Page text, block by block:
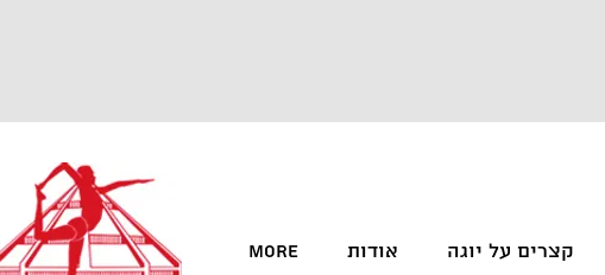
קצרים על יוגה אודות More